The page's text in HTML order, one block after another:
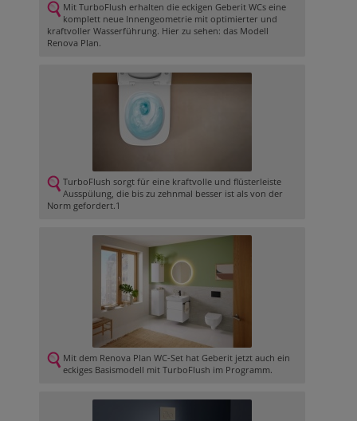
Mit TurboFlush erhalten die eckigen Geberit WCs eine
komplett neue Innengeometrie mit optimierter und
kraftvoller Wasserführung. Hier zu sehen: das Modell
Renova Plan.
TurboFlush sorgt für eine kraftvolle und flüsterleiste
Ausspülung, die bis zu zehnmal besser ist als von der
Norm gefordert.1
Mit dem Renova Plan WC-Set hat Geberit jetzt auch ein
eckiges Basismodell mit TurboFlush im Programm.